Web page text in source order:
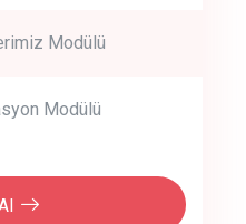
Modülü
Modülü